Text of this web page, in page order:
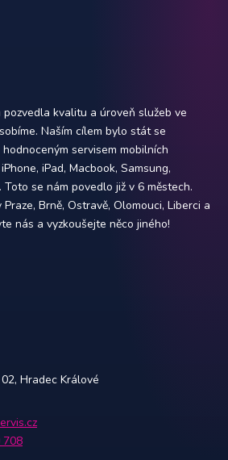
pozvedla kvalitu a úroveň služeb ve
Naším cílem bylo stát se
servisem mobilních
iPad, Macbook, Samsung,
se nám povedlo již v 6 městech.
Brně, Ostravě, Olomouci, Liberci a
nás a vyzkoušejte něco jiného!
Hradec Králové
708